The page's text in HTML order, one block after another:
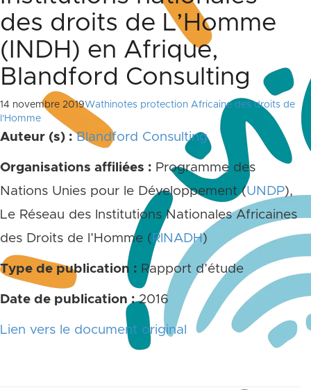
des droits de L’Homme
(INDH) en Afrique,
Blandford Consulting
14 novembre 2019Wathinotes protection Africaine des droits de
l'Homme
Auteur (s) :Blandford Consulting
Organisations affiliées : Programme des
Nations Unies pour le Développement (UNDP),
Le Réseau des Institutions Nationales Africaines
des Droits de l’Homme ( RINADH)
Type de publication : Rapport d’étude
Date de publication :2016
Lien vers le document original